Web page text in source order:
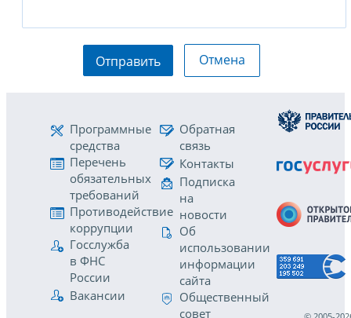
Отправить Отмена
Программные
средства
Перечень
обязательных
требований
Противодействие
коррупции
Госслужба
в ФНС
России
Вакансии
Обратная
связь
Контакты
Подписка
на
новости
Об
использовании
информации
сайта
Общественный
совет